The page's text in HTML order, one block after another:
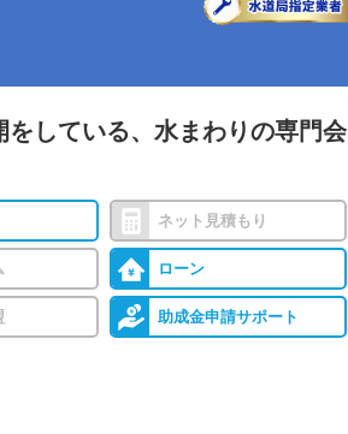
している、水まわりの専門会
ネット見積もり
ローン
助成金申請サポート